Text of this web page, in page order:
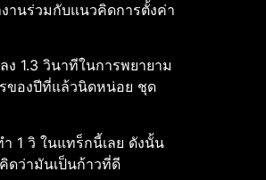
านร่วมกับแนวคิดการตั้งค่า
1.3 วินาทีในการพยายาม
รของปีที่แล้วนิดหน่อย ชุด
1 วิ ในแทร็กนี้เลย ดังนั้น
ดว่ามันเป็นก้าวที่ดี